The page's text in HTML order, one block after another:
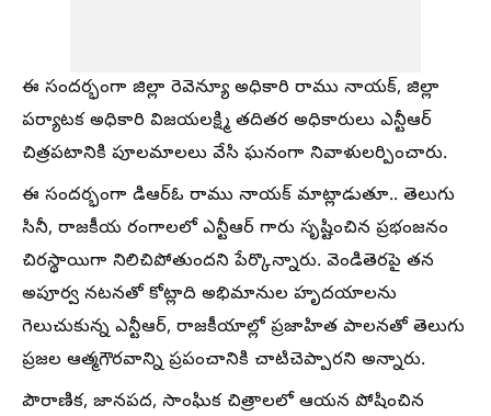
ఈ సందర్భంగా జిల్లా రెవెన్యూ అధికారి రాము నాయక్, జిల్లా
పర్యాటక అధికారి విజయలక్ష్మి తదితర అధికారులు ఎన్టీఆర్
చిత్రపటానికి పూలమాలలు వేసి ఘనంగా నివాళులర్పించారు.
ఈ సందర్భంగా డిఆర్ఓ రాము నాయక్ మాట్లాడుతూ.. తెలుగు
సినీ, రాజకీయ రంగాలలో ఎన్టీఆర్ గారు సృష్టించిన ప్రభంజనం
చిరస్థాయిగా నిలిచిపోతుందని పేర్కొన్నారు. వెండితెరపై తన
అపూర్వ నటనతో కోట్లాది అభిమానుల హృదయాలను
గెలుచుకున్న ఎన్టీఆర్, రాజకీయాల్లో ప్రజాహిత పాలనతో తెలుగు
ప్రజల ఆత్మగౌరవాన్ని ప్రపంచానికి చాటిచెప్పారని అన్నారు.
పౌరాణిక, జానపద, సాంఘిక చిత్రాలలో ఆయన పోషించిన